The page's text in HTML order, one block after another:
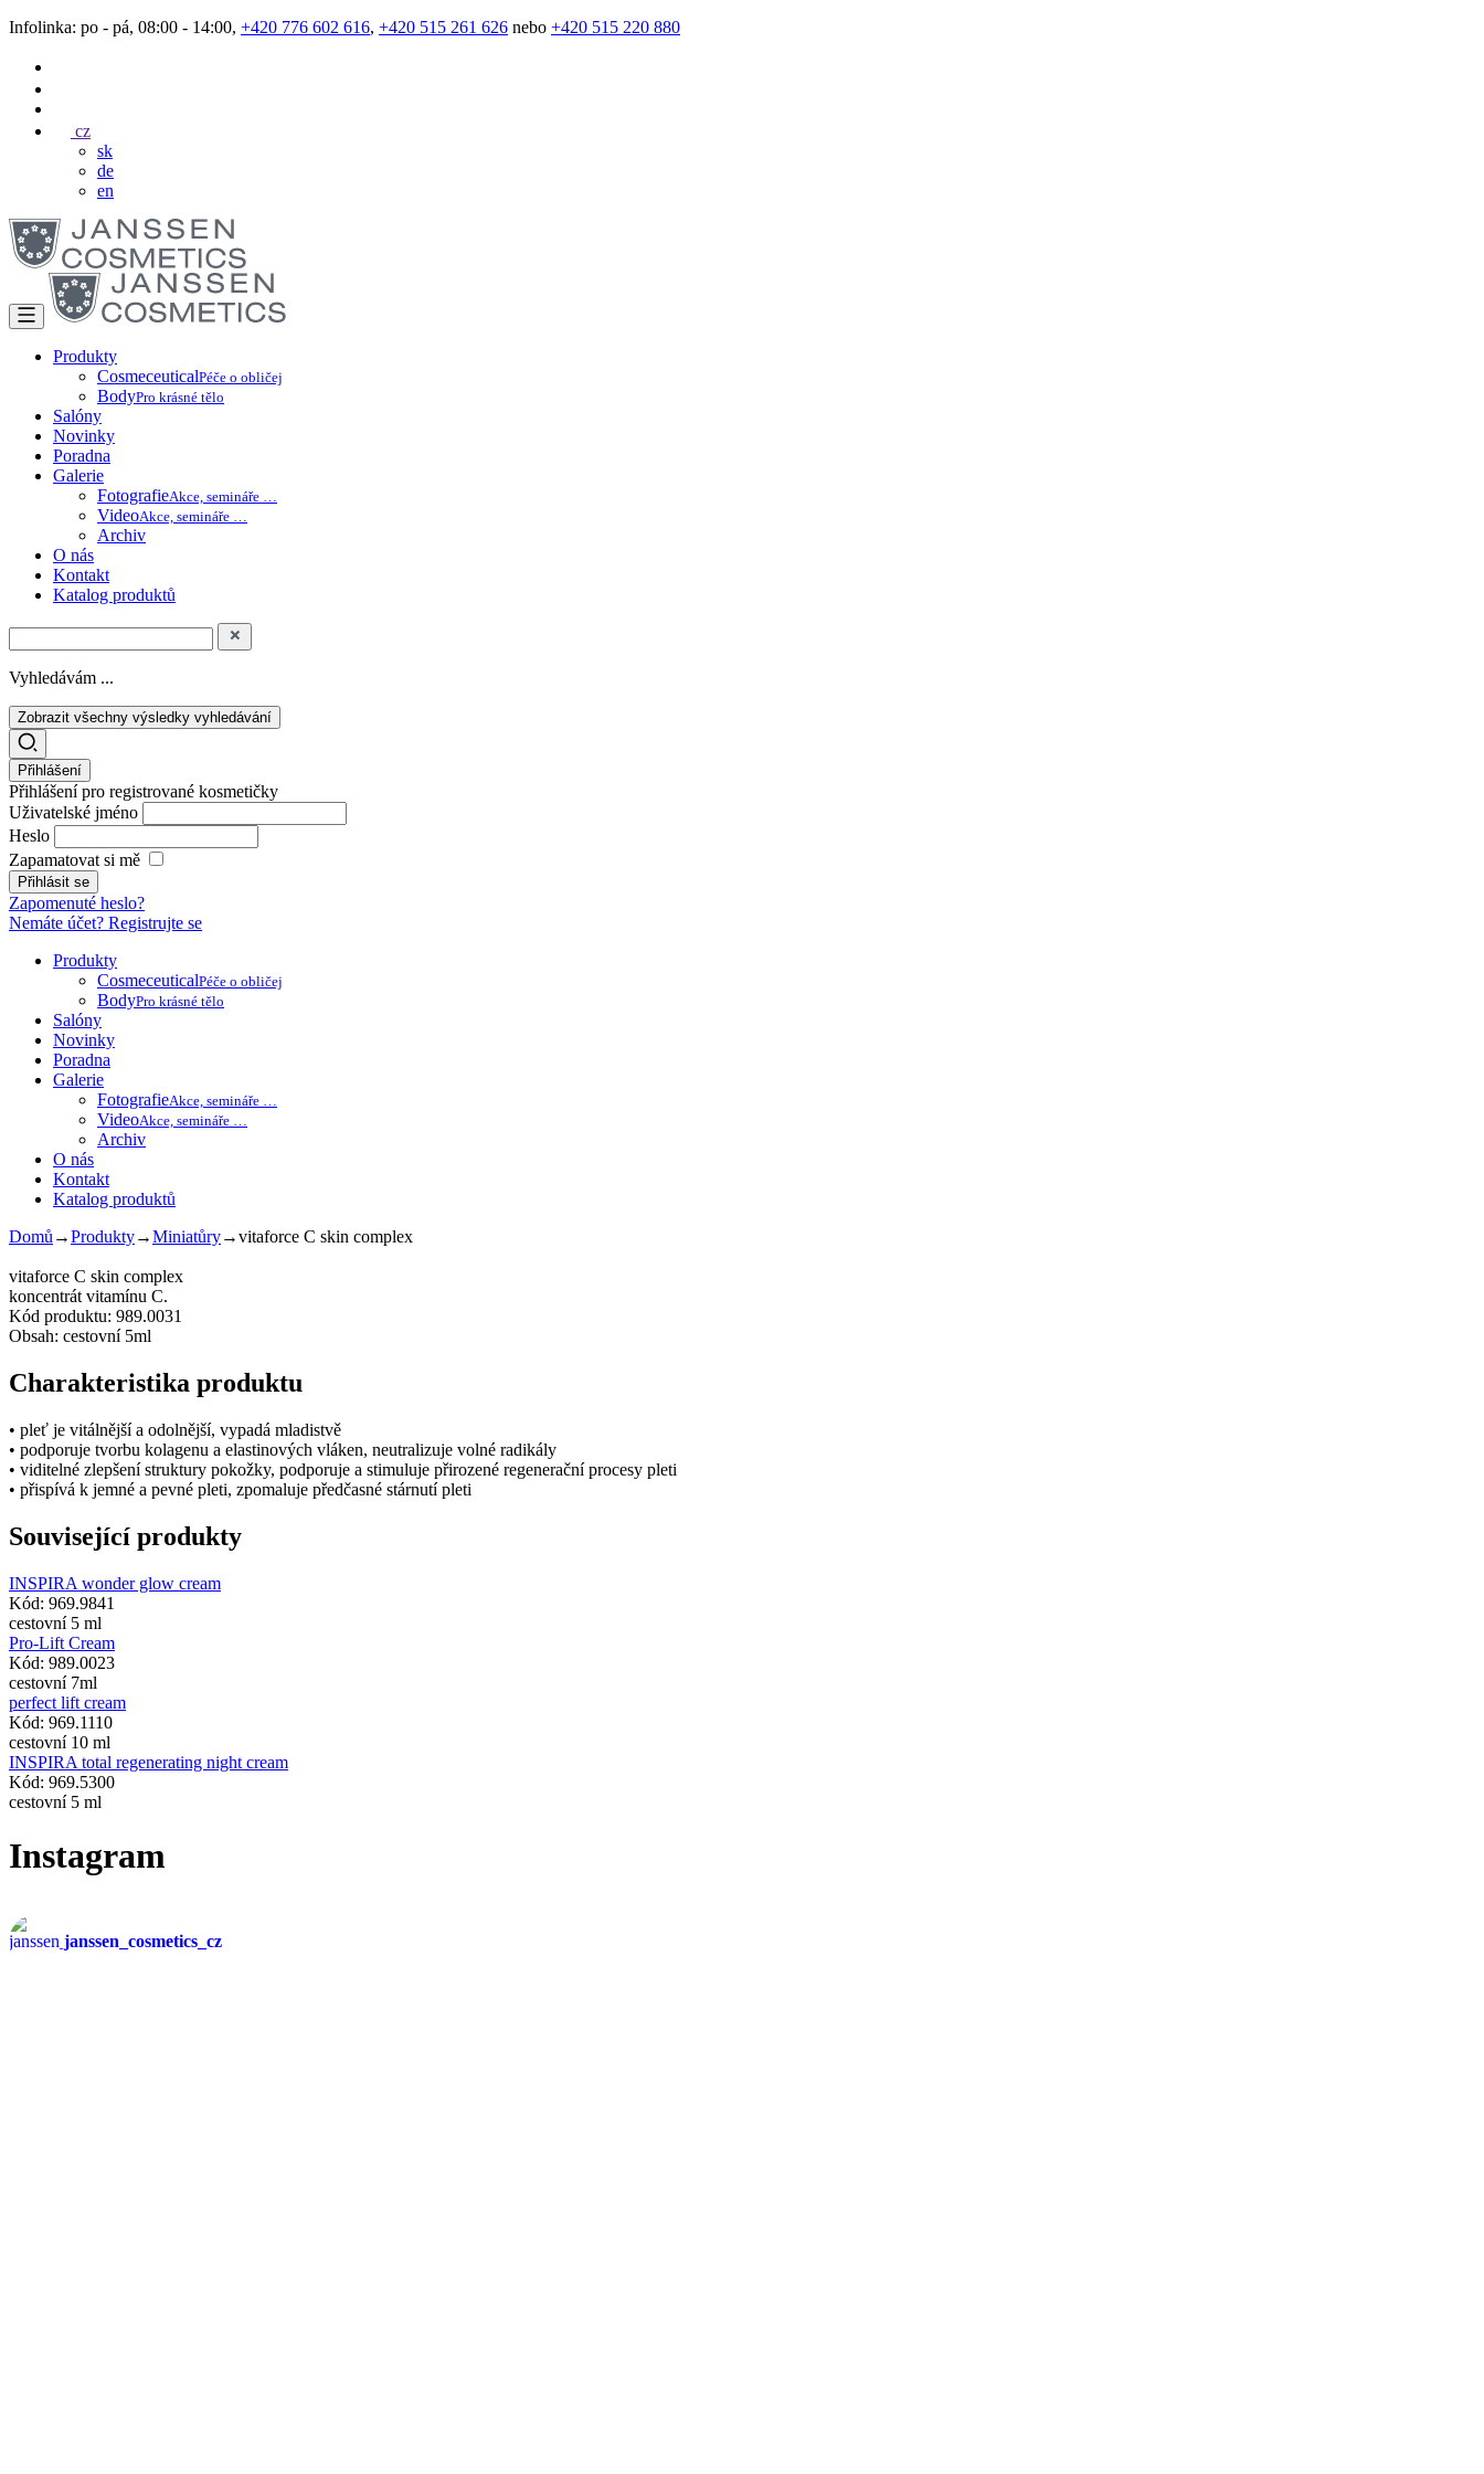
Infolinka: po - pá, 08:00 - 14:00, +420 776 602 616, +420 515 261 626 nebo +420 515 220 880
cz
sk
de
en
Produkty
CosmeceuticalPéče o obličej
BodyPro krásné tělo
Salóny
Novinky
Poradna
Galerie
FotografieAkce, semináře …
VideoAkce, semináře …
Archiv
O nás
Kontakt
Katalog produktů
Vyhledávám ...
Zobrazit všechny výsledky vyhledávání
Přihlášení
Přihlášení pro registrované kosmetičky
Uživatelské jméno
Heslo
Zapamatovat si mě
Zapomenuté heslo?
Nemáte účet? Registrujte se
Produkty
CosmeceuticalPéče o obličej
BodyPro krásné tělo
Salóny
Novinky
Poradna
Galerie
FotografieAkce, semináře …
VideoAkce, semináře …
Archiv
O nás
Kontakt
Katalog produktů
Domů →Produkty→Miniatůry→vitaforce C skin complex
vitaforce C skin complex
koncentrát vitamínu C.
Kód produktu: 989.0031
Obsah: cestovní 5ml
Charakteristika produktu
• pleť je vitálnější a odolnější, vypadá mladistvě
• podporuje tvorbu kolagenu a elastinových vláken, neutralizuje volné radikály
• viditelné zlepšení struktury pokožky, podporuje a stimuluje přirozené regenerační procesy pleti
• přispívá k jemné a pevné pleti, zpomaluje předčasné stárnutí pleti
Související produkty
INSPIRA wonder glow cream
Kód: 969.9841
cestovní 5 ml
Pro-Lift Cream
Kód: 989.0023
cestovní 7ml
perfect lift cream
Kód: 969.1110
cestovní 10 ml
INSPIRA total regenerating night cream
Kód: 969.5300
cestovní 5 ml
Instagram
janssen_cosmetics_cz